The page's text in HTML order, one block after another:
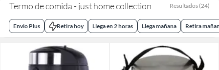
Termo de comida - just home collection Resultados (24)
Envio Plus Retira hoy Llega en 2 horas Llega mañana Retira